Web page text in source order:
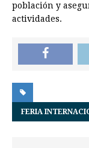
población y
actividades.
FERIA